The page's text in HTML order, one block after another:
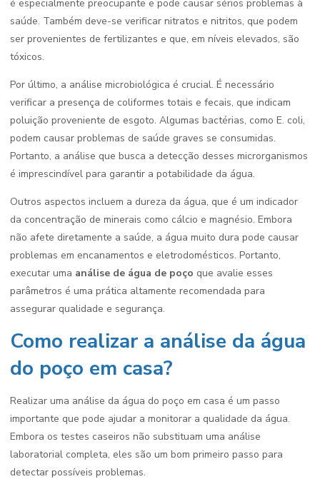
é especialmente preocupante e pode causar sérios problemas à
saúde. Também deve-se verificar nitratos e nitritos, que podem
ser provenientes de fertilizantes e que, em níveis elevados, são
tóxicos.
Por último, a análise microbiológica é crucial. É necessário
verificar a presença de coliformes totais e fecais, que indicam
poluição proveniente de esgoto. Algumas bactérias, como E. coli,
podem causar problemas de saúde graves se consumidas.
Portanto, a análise que busca a detecção desses microrganismos
é imprescindível para garantir a potabilidade da água.
Outros aspectos incluem a dureza da água, que é um indicador
da concentração de minerais como cálcio e magnésio. Embora
não afete diretamente a saúde, a água muito dura pode causar
problemas em encanamentos e eletrodomésticos. Portanto,
executar uma análise de água de poço que avalie esses
parâmetros é uma prática altamente recomendada para
assegurar qualidade e segurança.
Como realizar a análise da água
do poço em casa?
Realizar uma análise da água do poço em casa é um passo
importante que pode ajudar a monitorar a qualidade da água.
Embora os testes caseiros não substituam uma análise
laboratorial completa, eles são um bom primeiro passo para
detectar possíveis problemas.